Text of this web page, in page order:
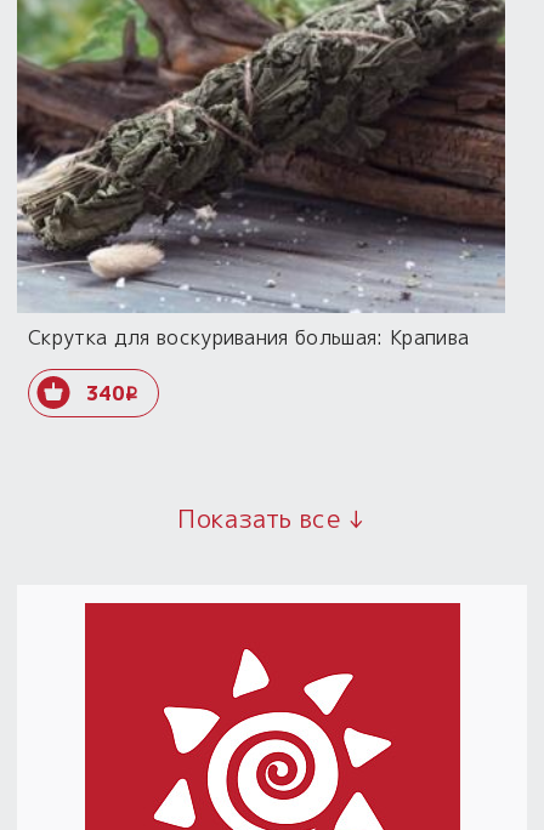
Скрутка для воскуривания большая: Крапива
340i
Показать все ↓